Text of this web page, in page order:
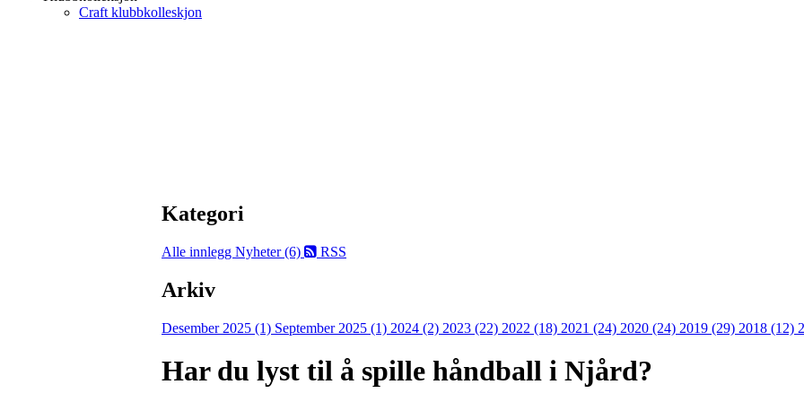
Craft klubbkolleskjon
Kategori
Alle innlegg Nyheter (6) RSS
Arkiv
Desember 2025 (1) September 2025 (1) 2024 (2) 2023 (22) 2022 (18) 2021 (24) 2020 (24) 2019 (29) 2018 (12)
Har du lyst til å spille håndball i Njård?